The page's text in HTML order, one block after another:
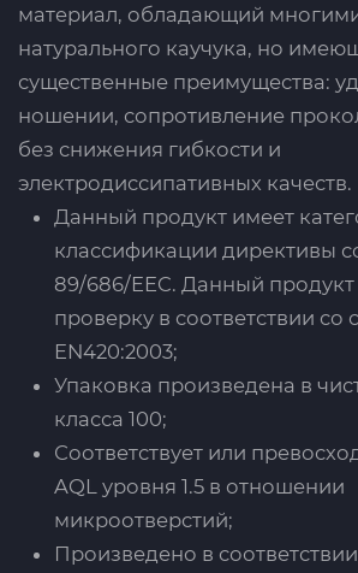
материал, обладающий
натурального каучука, но
существенные преимущества:
ношении, сопротивление
без снижения гибкости и
электродиссипативных качеств.
Данный продукт имеет
классификации директивы
89/686/EEC. Данный
проверку в соответствии со
EN420:2003;
Упаковка произведена в
класса 100;
Соответствует или
AQL уровня 1.5 в отношении
микроотверстий;
Произведено в